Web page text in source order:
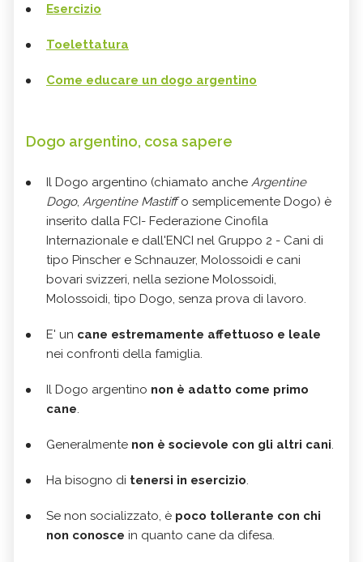
Esercizio
Toelettatura
Come educare un dogo argentino
Dogo argentino, cosa sapere
Il Dogo argentino (chiamato anche Argentine
Dogo, Argentine Mastiffo semplicemente Dogo) è
inserito dalla FCI- Federazione Cinofila
Internazionale e dall'ENCI nel Gruppo 2 - Cani di
tipo Pinscher e Schnauzer, Molossoidi e cani
bovari svizzeri, nella sezione Molossoidi,
Molossoidi, tipo Dogo, senza prova di lavoro.
E' un cane estremamente affettuoso e leale
nei confronti della famiglia.
Il Dogo argentino non è adatto come primo
cane
Generalmente non è socievole con gli altri cani
Ha bisogno di tenersi in esercizio
Se non socializzato, è poco tollerante con chi
non conosce in quanto cane da difesa.